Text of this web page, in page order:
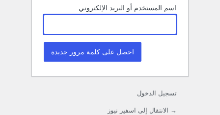
اسم المستخدم أو البريد الإلكتروني
تسجيل الدخول
→ الانتقال إلى اسفير نيوز